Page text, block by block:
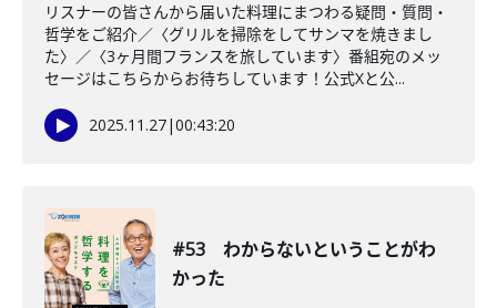
リスナーの皆さんから届いた料理にまつわる疑問・質問・
哲学をご紹介／〈グリルを掃除をしてサンマを焼きまし
た〉／〈3ヶ月間フランスを旅しています〉番組宛のメッ
セージはこちらからお待ちしています！公式Xと公...
2025.11.27|00:43:20
#53 わからないということがわ
かった